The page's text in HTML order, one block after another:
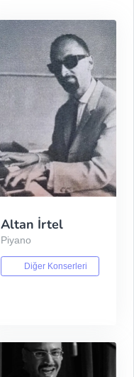
Altan İrtel
Piyano
Diğer Konserleri